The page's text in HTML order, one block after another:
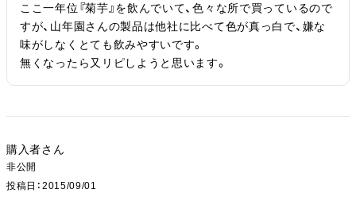
ここ一年位『菊芋』を飲んでいて、色々な所で買っているので
すが、山年園さんの製品は他社に比べて色が真っ白で、嫌な
味がしなくとても飲みやすいです。
無くなったら又リピしようと思います。
購入者
非公開
投稿日
2015/09/01